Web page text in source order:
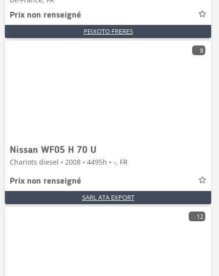
Prix non renseigné
PEIXOTO FRERES
8
Nissan WF05 H 70 U
Chariots diesel • 2008 • 4495h • -, FR
Prix non renseigné
SARL ATA EXPORT
12